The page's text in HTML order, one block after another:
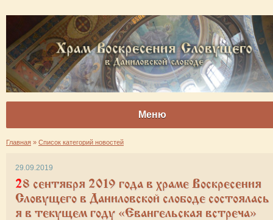
Меню
Главная » Список категорий новостей
29.09.2019
28 сентября 2019 года в храме Воскресения
Словущего в Даниловской слободе
я в текущем году «Евангельская встреча»